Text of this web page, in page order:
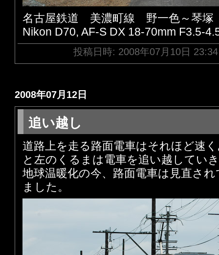
名古屋鉄道 美濃町線 野一色～琴塚
Nikon D70, AF-S DX 18-70mm F3.5-
投稿日時: 2008年07月10日
2008年07月12日
追い越し
道路上を走る路面電車はそれほど速
と左のくるまは電車を追い越してい
地球温暖化の今、路面電車は見直さ
ました。